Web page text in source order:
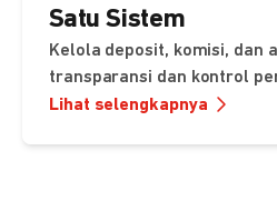
Satu Sistem
Kelola deposit, komisi, dan
transparansi dan kontrol
Lihat selengkapnya